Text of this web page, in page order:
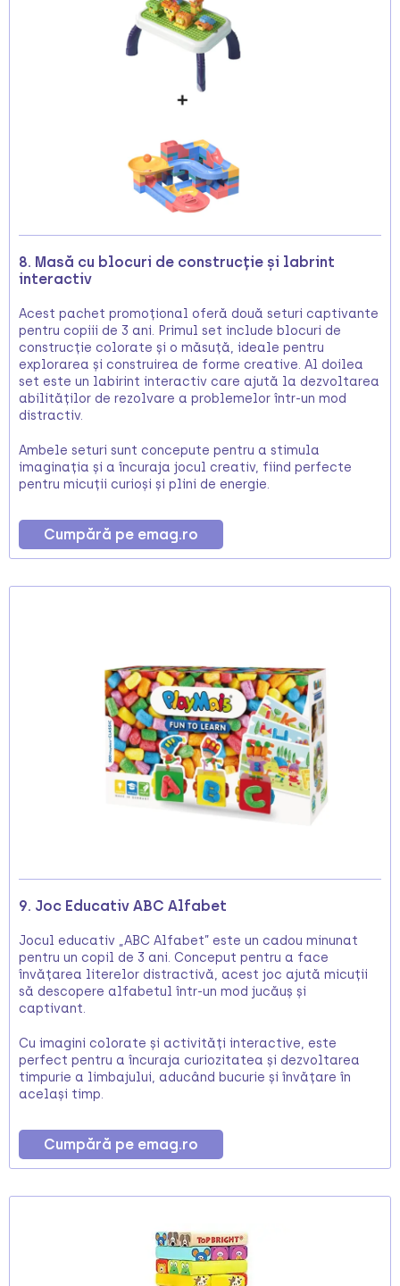
8. Masă cu blocuri de construcție și labrint
interactiv
Acest pachet promoțional oferă două seturi captivante
pentru copiii de 3 ani. Primul set include blocuri de
construcție colorate și o măsuță, ideale pentru
explorarea și construirea de forme creative. Al doilea
set este un labirint interactiv care ajută la dezvoltarea
abilităților de rezolvare a problemelor într-un mod
distractiv.
Ambele seturi sunt concepute pentru a stimula
imaginația și a încuraja jocul creativ, fiind perfecte
pentru micuții curioși și plini de energie.
Cumpără pe emag.ro
9. Joc Educativ ABC Alfabet
Jocul educativ „ABC Alfabet” este un cadou minunat
pentru un copil de 3 ani. Conceput pentru a face
învățarea literelor distractivă, acest joc ajută micuții
să descopere alfabetul într-un mod jucăuș și
captivant.
Cu imagini colorate și activități interactive, este
perfect pentru a încuraja curiozitatea și dezvoltarea
timpurie a limbajului, aducând bucurie și învățare în
același timp.
Cumpără pe emag.ro